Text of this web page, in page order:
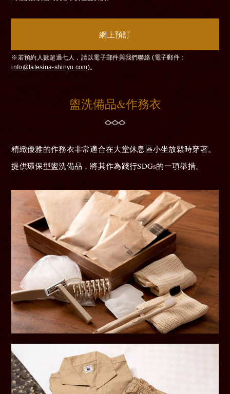
網上預訂
※若預約人數超過七人，請以電子郵件與我們聯絡 (電子郵件：
info@tatesina-shinyu.com)。
盥洗備品&作務衣
精緻優雅的作務衣非常適合在大堂休息區小坐放鬆時穿著。
提供環保型盥洗備品，將其作為踐行SDGs的一項舉措。